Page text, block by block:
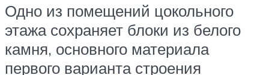
Одно из помещений цокольного
этажа сохраняет блоки из белого
камня, основного материала
первого варианта строения